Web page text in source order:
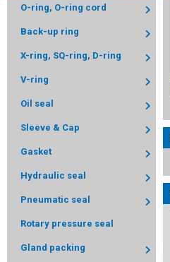
O-ring, O-ring cord
Back-up ring
X-ring, SQ-ring, D-ring
V-ring
Oil seal
Sleeve & Cap
Gasket
Hydraulic seal
Pneumatic seal
Rotary pressure seal
Gland packing